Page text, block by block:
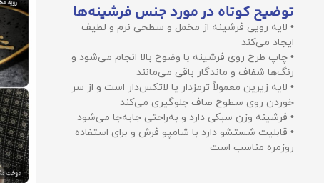
توضیح کوتاه در مورد جنس فرشینه‌ها
• لایه رویی فرشینه از مخمل و سطحی نرم و لطیف
ایجاد می‌کند
• چاپ طرح روی فرشینه با وضوح بالا انجام می‌شود و
رنگ‌ها شفاف و ماندگار باقی می‌مانند
• لایه زیرین معمولاً ترمزدار یا لاتکس‌دار است و از سر
خوردن روی سطوح صاف جلوگیری می‌کند
• فرشینه وزن سبکی دارد و به‌راحتی جابه‌جا می‌شود
• قابلیت شستشو دارد با شامپو فرش و برای استفاده
روزمره مناسب است